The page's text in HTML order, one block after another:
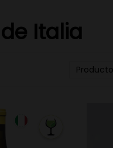
Italia